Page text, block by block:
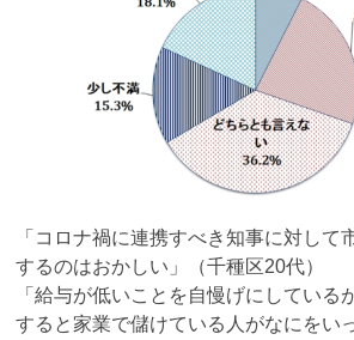
「コロナ禍に連携すべき知事に対して
するのはおかしい」（千種区20代）
「給与が低いことを自慢げにしている
すると家業で儲けている人がなにをい